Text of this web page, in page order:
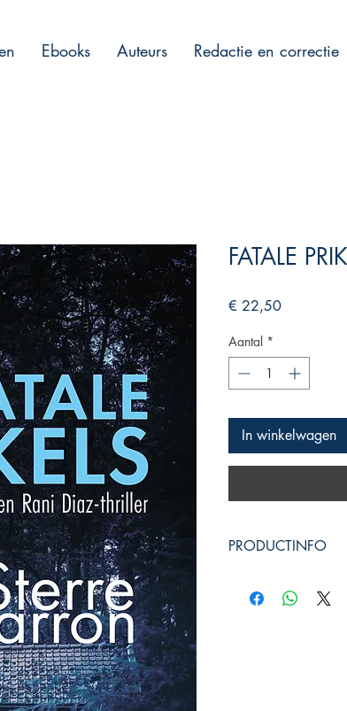
Ebooks Auteurs Redactie en correctie
FATALE
€ 22,50Prijs
Aantal *
In winkelwagen
PRODUCTINFO
Auteur: Sterre